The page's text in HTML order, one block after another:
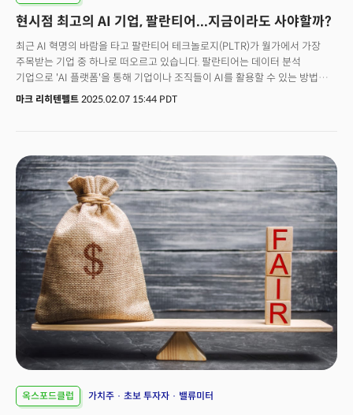
현시점 최고의 AI 기업, 팔란티어...지금이라도 사야할까?
최근 AI 혁명의 바람을 타고 팔란티어 테크놀로지(PLTR)가 월가에서 가장
주목받는 기업 중 하나로 떠오르고 있습니다. 팔란티어는 데이터 분석
기업으로 'AI 플랫폼'을 통해 기업이나 조직들이 AI를 활용할 수 있는 방법을
돕고 있고 주가는 지난 2년 동안 무려 10배 이상 급등했습니다. 특히 2025년
마크 리히텐펠트 2025.02.07 15:44 PDT
옥스포드클럽 가치주 초보 투자자 밸류미터